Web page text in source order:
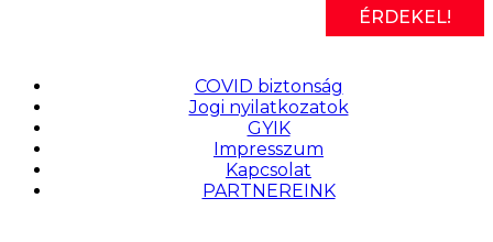
ÉRDEKEL!
COVID biztonság
Jogi nyilatkozatok
GYIK
Impresszum
Kapcsolat
PARTNEREINK